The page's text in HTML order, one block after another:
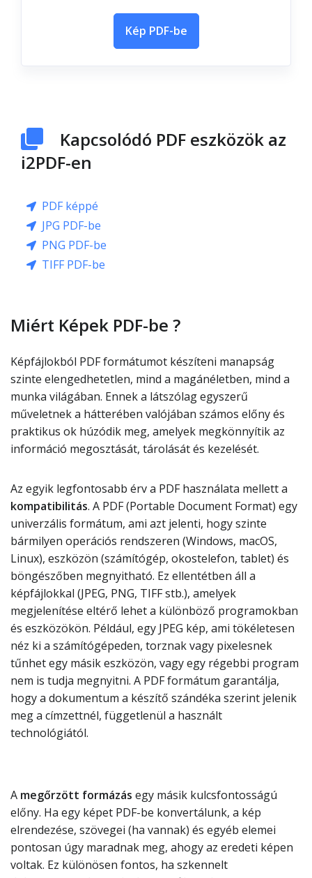
Kép PDF-be
Kapcsolódó PDF eszközök az
i2PDF-en
PDF képpé
JPG PDF-be
PNG PDF-be
TIFF PDF-be
Miért Képek PDF-be ?
Képfájlokból PDF formátumot készíteni manapság
szinte elengedhetetlen, mind a magánéletben, mind a
munka világában. Ennek a látszólag egyszerű
műveletnek a hátterében valójában számos előny és
praktikus ok húzódik meg, amelyek megkönnyítik az
információ megosztását, tárolását és kezelését.
Az egyik legfontosabb érv a PDF használata mellett a
kompatibilitás. A PDF (Portable Document Format) egy
univerzális formátum, ami azt jelenti, hogy szinte
bármilyen operációs rendszeren (Windows, macOS,
Linux), eszközön (számítógép, okostelefon, tablet) és
böngészőben megnyitható. Ez ellentétben áll a
képfájlokkal (JPEG, PNG, TIFF stb.), amelyek
megjelenítése eltérő lehet a különböző programokban
és eszközökön. Például, egy JPEG kép, ami tökéletesen
néz ki a számítógépeden, torznak vagy pixelesnek
tűnhet egy másik eszközön, vagy egy régebbi program
nem is tudja megnyitni. A PDF formátum garantálja,
hogy a dokumentum a készítő szándéka szerint jelenik
meg a címzettnél, függetlenül a használt
technológiától.
A megőrzött formázás egy másik kulcsfontosságú
előny. Ha egy képet PDF-be konvertálunk, a kép
elrendezése, szövegei (ha vannak) és egyéb elemei
pontosan úgy maradnak meg, ahogy az eredeti képen
voltak. Ez különösen fontos, ha szkennelt